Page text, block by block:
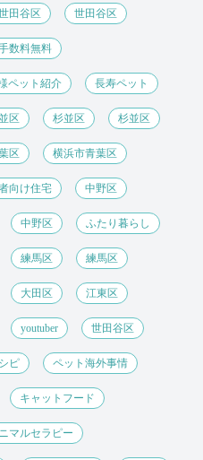
田谷区 世田谷区
数料無料
ペット紹介 長寿ペット
区 杉並区 杉並区
区 横浜市青葉区
向け住宅 中野区
中野区 ふたり暮らし
練馬区 練馬区
大田区 江東区
youtuber 世田谷区
ピ ペット海外事情
キャットフード
マルセラピー